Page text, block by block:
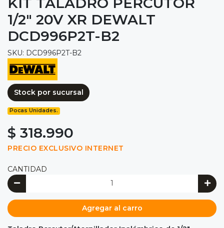
1/2" 20V XR DEWALT
DCD996P2T-B2
SKU: DCD996P2T-B2
Stock por sucursal
Pocas Unidades.
$ 318.990
PRECIO EXCLUSIVO INTERNET
CANTIDAD
Agregar al carro